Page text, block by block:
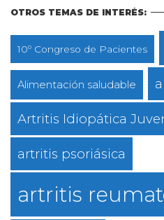
OTROS TEMAS DE INTERÉS:
10º Congreso de Pacientes
Alimentación saludable
Artritis Idiopática
artritis psoriásica
artritis